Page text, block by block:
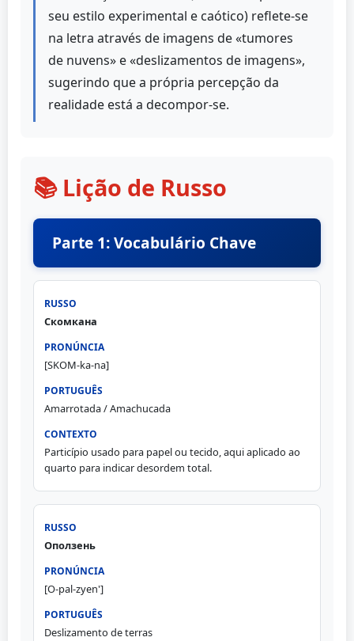
seu estilo experimental e caótico) reflete-se
na letra através de imagens de «tumores
de nuvens» e «deslizamentos de imagens»,
sugerindo que a própria percepção da
realidade está a decompor-se.
📚 Lição de Russo
Parte 1: Vocabulário Chave
Скомкана
[SKOM-ka-na]
Amarrotada / Amachucada
Particípio usado para papel ou tecido, aqui aplicado ao
quarto para indicar desordem total.
Оползень
[O-pal-zyen']
Deslizamento de terras